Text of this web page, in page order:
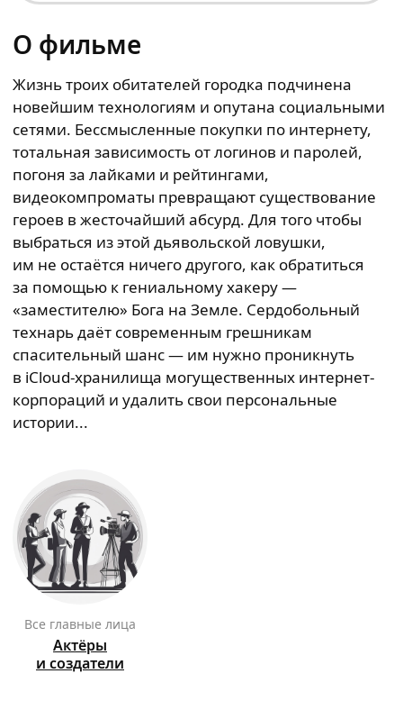
О фильме
Жизнь троих обитателей городка подчинена
новейшим технологиям и опутана социальными
сетями. Бессмысленные покупки по интернету,
тотальная зависимость от логинов и паролей,
погоня за лайками и рейтингами,
видеокомпроматы превращают существование
героев в жесточайший абсурд. Для того чтобы
выбраться из этой дьявольской ловушки,
им не остаётся ничего другого, как обратиться
за помощью к гениальному хакеру —
«заместителю» Бога на Земле. Сердобольный
технарь даёт современным грешникам
спасительный шанс — им нужно проникнуть
в iCloud-хранилища могущественных интернет-
корпораций и удалить свои персональные
истории...
Все главные лица
Актёры
и создатели